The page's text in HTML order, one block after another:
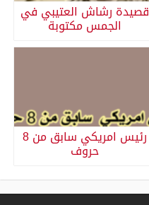
قصيدة رشاش العتيبي في
الجمس مكتوبة
رئيس امريكي سابق من 8
حروف